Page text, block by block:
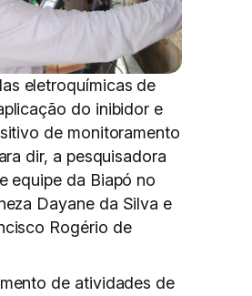
eletroquímicas de
do inibidor e
de monitoramento
dir, a pesquisadora
equipe da Biapó no
Dayane da Silva e
Rogério de
de atividades de